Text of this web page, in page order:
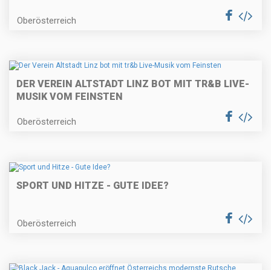
Oberösterreich
DER VEREIN ALTSTADT LINZ BOT MIT TR&B LIVE-
MUSIK VOM FEINSTEN
Oberösterreich
SPORT UND HITZE - GUTE IDEE?
Oberösterreich